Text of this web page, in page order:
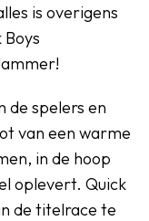
is overigens
de spelers en
van een warme
in de hoop
oplevert. Quick
de titelrace te